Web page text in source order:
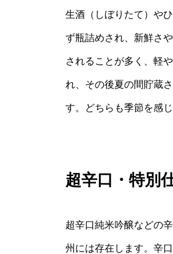
生酒（しぼりたて）や
ず瓶詰めされ、新鮮さ
されることが多く、軽
れ、その後夏の間貯蔵
す。どちらも季節を感
超辛口・特別
超辛口純米吟醸などの
州には存在します。辛